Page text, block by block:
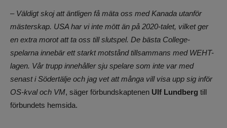
– Väldigt skoj att äntligen få mäta oss med Kanada utanför
mästerskap. USA har vi inte mött än på 2020-talet, vilket ger
en extra morot att ta oss till slutspel. De bästa College-
spelarna innebär ett starkt motstånd tillsammans med WEHT-
lagen. Vår trupp innehåller sju spelare som inte var med
senast i Södertälje och jag vet att många vill visa upp sig inför
OS-kval och VM, säger förbundskaptenen Ulf Lundberg till
förbundets hemsida.